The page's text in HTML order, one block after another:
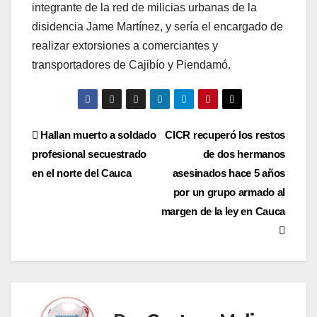
integrante de la red de milicias urbanas de la
disidencia Jame Martínez, y sería el encargado de
realizar extorsiones a comerciantes y
transportadores de Cajibío y Piendamó.
Navegación
de
CICR recuperó los restos
de dos hermanos
asesinados hace 5 años
por un grupo armado al
margen de la ley en Cauca
Hallan muerto a soldado
profesional secuestrado
en el norte del Cauca